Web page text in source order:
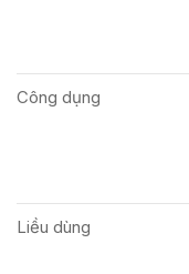
Công dụng
Liều dùng